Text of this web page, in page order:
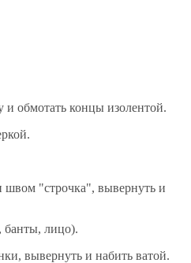
и обмотать концы изолентой.
швом "строчка", вывернуть и
банты, лицо).
вывернуть и набить ватой.